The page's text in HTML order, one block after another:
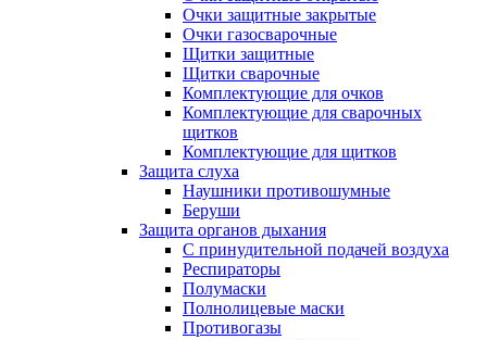
Очки защитные закрытые
Очки газосварочные
Щитки защитные
Щитки сварочные
Комплектующие для очков
Комплектующие для сварочных
щитков
Комплектующие для щитков
Защита слуха
Наушники противошумные
Беруши
Защита органов дыхания
С принудительной подачей воздуха
Респираторы
Полумаски
Полнолицевые маски
Противогазы